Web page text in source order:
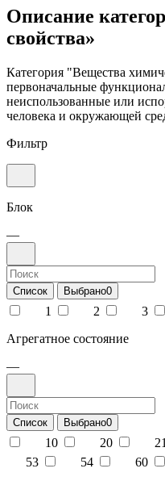
Описание
свойства»
Категория "Вещества
первоначальные
неиспользованные или
человека и окружающей
Фильтр
Блок
—
Список Выбрано0
1 2 3
Агрегатное состояние
—
Список Выбрано0
10 20 21
53
54 60